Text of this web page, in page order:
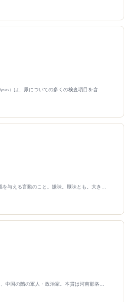
）は、尿についての多くの検査項目を含…
与える言動のこと。嫌味。厭味とも。大き…
中国の隋の軍人・政治家。本貫は河南郡洛…